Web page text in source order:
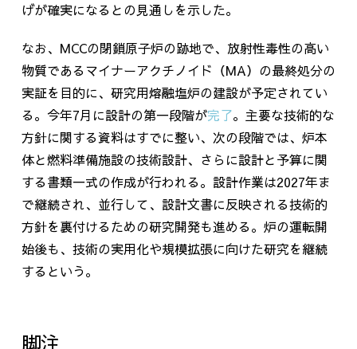
げが確実になるとの見通しを示した。
なお、 MCCの閉鎖原子炉の跡地で、放射性毒性の高い
物質であるマイナーアクチノイド（MA）の最終処分の
実証を目的に、研究用熔融塩炉の建設が予定されてい
る。今年7月に設計の第一段階が完了。主要な技術的な
方針に関する資料はすでに整い、次の段階では、炉本
体と燃料準備施設の技術設計、さらに設計と予算に関
する書類一式の作成が行われる。設計作業は2027年ま
で継続され、並行して、設計文書に反映される技術的
方針を裏付けるための研究開発も進める。炉の運転開
始後も、技術の実用化や規模拡張に向けた研究を継続
するという。
脚注